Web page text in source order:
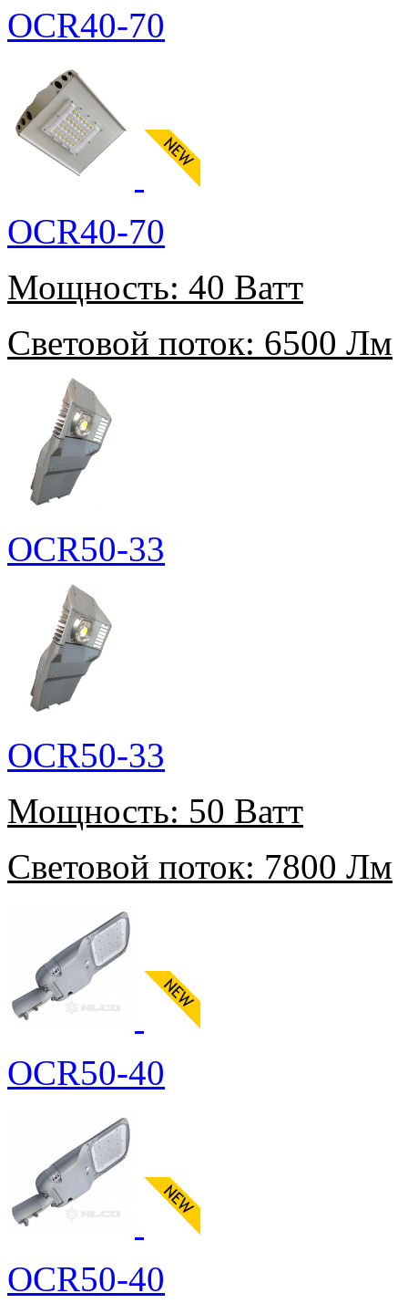
OCR40-70
OCR40-70
Мощность: 40 Ватт
Световой поток: 6500 Лм
OCR50-33
OCR50-33
Мощность: 50 Ватт
Световой поток: 7800 Лм
OCR50-40
OCR50-40